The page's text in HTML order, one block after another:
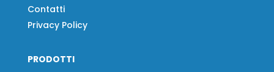
Contatti
Privacy Policy
PRODOTTI